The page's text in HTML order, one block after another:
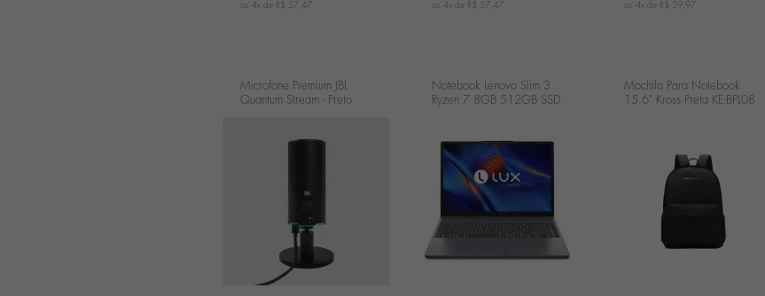
ou 4x de R$ 57,47 ou 4x de R$ 57,47 ou 4x de R$ 59,97
Microfone Premium JBL
Quantum Stream - Preto
Notebook Lenovo Slim 3
Ryzen 7 8GB 512GB SSD
Mochila Para Notebook
15.6" Kross Preta KE-BPL08